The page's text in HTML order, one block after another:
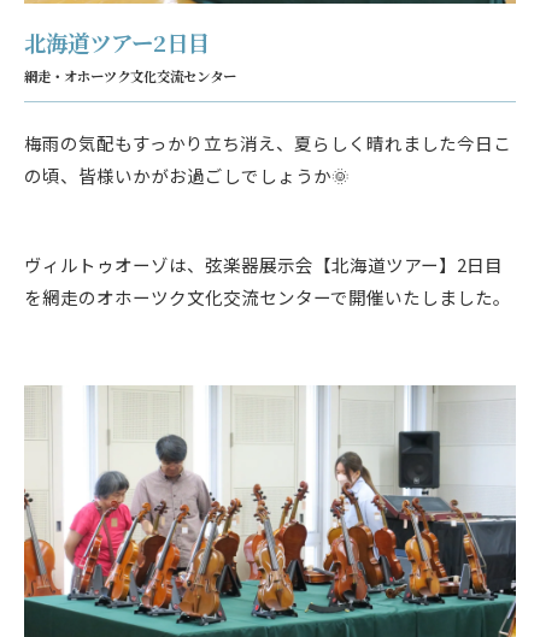
北海道ツアー2日目
網走・オホーツク文化交流センター
梅雨の気配もすっかり立ち消え、夏らしく晴れました今日こ
の頃、皆様いかがお過ごしでしょうか🌞
ヴィルトゥオーゾは、弦楽器展示会【北海道ツアー】2日目
を網走のオホーツク文化交流センターで開催いたしました。